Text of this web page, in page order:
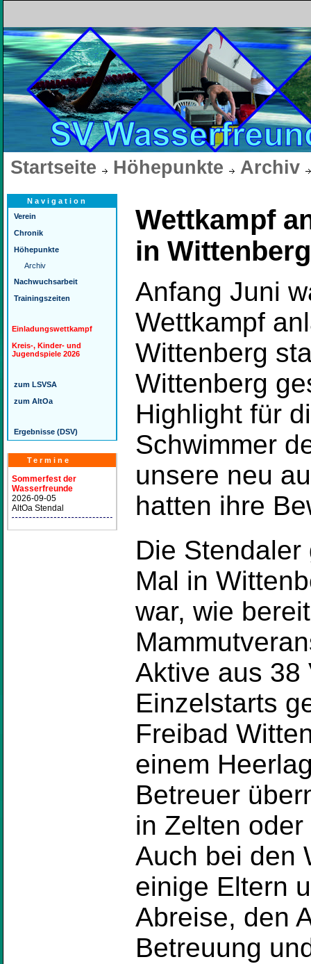
Startseite Höhepunkte Archiv
Navigation
Verein
Chronik
Höhepunkte
Archiv
Nachwuchsarbeit
Trainingszeiten
Einladungswettkampf
Kreis-, Kinder- und
Jugendspiele 2026
zum LSVSA
zum AltOa
Ergebnisse (DSV)
Termine
Sommerfest der
Wasserfreunde
2026-09-05
AltOa Stendal
Wettkampf
in
Anfang Juni
Wettkampf
Wittenberg
Wittenberg
Highlight für
Schwimmer
unsere neu
hatten ihre
Die
Mal in
war, wie
Aktive aus 38
Einzelstarts
Freibad
einem
Betreuer
in Zelten
Auch bei den
einige Eltern
Abreise, den
Betreuung